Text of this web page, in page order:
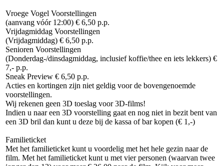
Vroege Vogel Voorstellingen
(aanvang vóór 12:00) € 6,50 p.p.
Vrijdagmiddag Voorstellingen
(Vrijdagmiddag) € 6,50 p.p.
Senioren Voorstellingen
(Donderdag-/dinsdagmiddag, inclusief koffie/thee en iets lekkers) €
7,- p.p.
Sneak Preview € 6,50 p.p.
Acties en kortingen zijn niet geldig voor de bovengenoemde
voorstellingen.
Wij rekenen geen 3D toeslag voor 3D-films!
Indien u naar een 3D voorstelling gaat en nog niet in bezit bent van
een 3D bril dan kunt u deze bij de kassa of bar kopen (€ 1,-)
Familieticket
Met het familieticket kunt u voordelig met het hele gezin naar de
film. Met het familieticket kunt u met vier personen (waarvan twee